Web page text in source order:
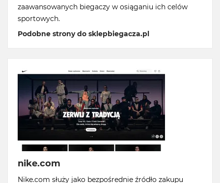
zaawansowanych biegaczy w osiąganiu ich celów
sportowych.
Podobne strony do sklepbiegacza.pl
nike.com
Nike.com służy jako bezpośrednie źródło zakupu